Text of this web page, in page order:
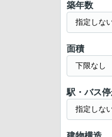
築年数
面積
駅・バス